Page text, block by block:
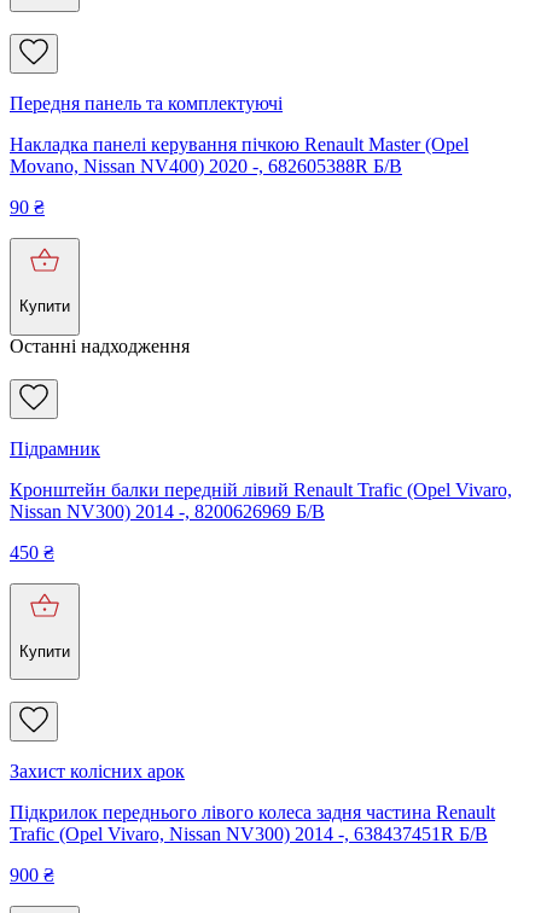
Передня панель та комплектуючі
Накладка панелі керування пічкою Renault Master (Opel
Movano, Nissan NV400) 2020 -, 682605388R Б/В
90 ₴
Купити
Останні надходження
Підрамник
Кронштейн балки передній лівий Renault Trafic (Opel Vivaro,
Nissan NV300) 2014 -, 8200626969 Б/В
450 ₴
Купити
Захист колісних арок
Підкрилок переднього лівого колеса задня частина Renault
Trafic (Opel Vivaro, Nissan NV300) 2014 -, 638437451R Б/В
900 ₴